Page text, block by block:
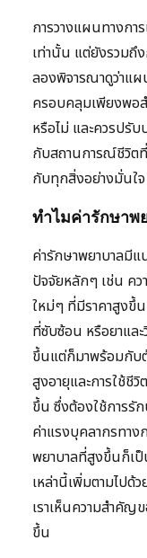
การวางแผนทางกา
เท่านั้น แต่ยังรวมถึ
ลองพิจารณาดูว่าแ
ครอบคลุมเพียงพอ
หรือไม่ และควรปรั
กับสถานการณ์ชีวิต
กับทุกสิ่งอย่างมั่นใจ
ทำไมค่ารักษาพ
ค่ารักษาพยาบาลมี
ปัจจัยหลักๆ เช่น คว
ใหม่ๆ ที่มีราคาสูงขึ้น
ที่ซับซ้อน หรือยาแล
ขึ้นแต่ก็มาพร้อมกั
สูงอายุและการใช้ชี
ขึ้น ซึ่งต้องใช้การรัก
ค่าแรงบุคลากรทาง
พยาบาลที่สูงขึ้นก็เ
เหล่านี้เพิ่มตามไปด้ว
เราเห็นความสำคัญ
ขึ้น